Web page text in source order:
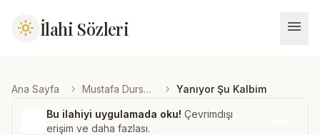
light_mode İlahi Sözleri menu
Ana Sayfa chevron_right Mustafa Dursun chevron_right Yanıyor Şu Kalbim
Bu ilahiyi uygulamada oku! Çevrimdışı
erişim ve daha fazlası.